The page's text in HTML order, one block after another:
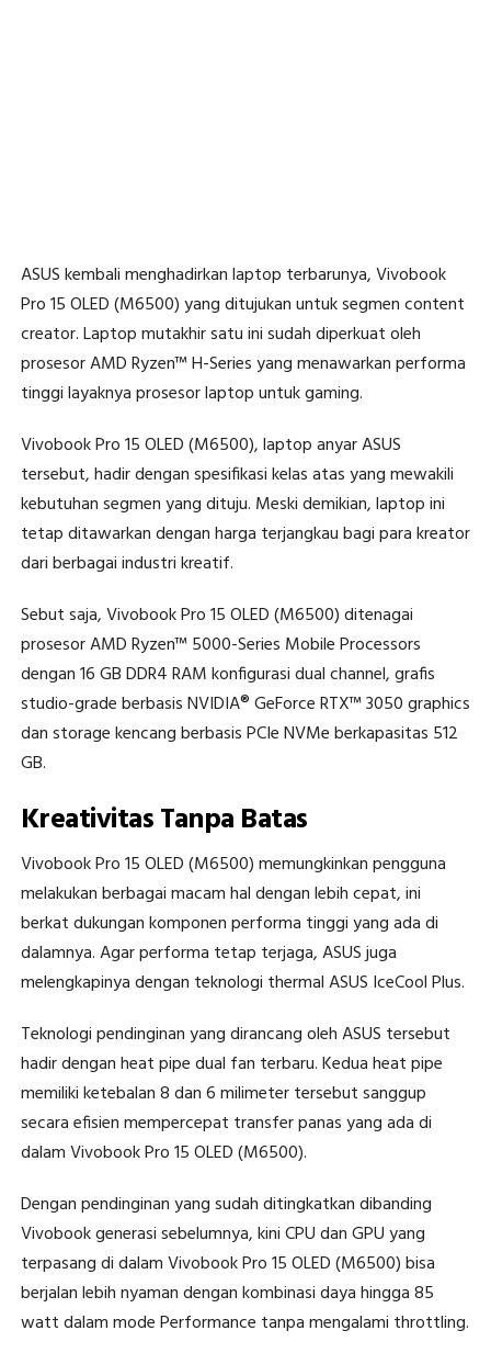
ASUS kembali menghadirkan laptop terbarunya, Vivobook
Pro 15 OLED (M6500) yang ditujukan untuk segmen content
creator. Laptop mutakhir satu ini sudah diperkuat oleh
prosesor AMD Ryzen™ H-Series yang menawarkan performa
tinggi layaknya prosesor laptop untuk gaming.
Vivobook Pro 15 OLED (M6500), laptop anyar ASUS
tersebut, hadir dengan spesifikasi kelas atas yang mewakili
kebutuhan segmen yang dituju. Meski demikian, laptop ini
tetap ditawarkan dengan harga terjangkau bagi para kreator
dari berbagai industri kreatif.
Sebut saja, Vivobook Pro 15 OLED (M6500) ditenagai
prosesor AMD Ryzen™ 5000-Series Mobile Processors
dengan 16 GB DDR4 RAM konfigurasi dual channel, grafis
studio-grade berbasis NVIDIA® GeForce RTX™ 3050 graphics
dan storage kencang berbasis PCIe NVMe berkapasitas 512
GB.
Kreativitas Tanpa Batas
Vivobook Pro 15 OLED (M6500) memungkinkan pengguna
melakukan berbagai macam hal dengan lebih cepat, ini
berkat dukungan komponen performa tinggi yang ada di
dalamnya. Agar performa tetap terjaga, ASUS juga
melengkapinya dengan teknologi thermal ASUS IceCool Plus.
Teknologi pendinginan yang dirancang oleh ASUS tersebut
hadir dengan heat pipe dual fan terbaru. Kedua heat pipe
memiliki ketebalan 8 dan 6 milimeter tersebut sanggup
secara efisien mempercepat transfer panas yang ada di
dalam Vivobook Pro 15 OLED (M6500).
Dengan pendinginan yang sudah ditingkatkan dibanding
Vivobook generasi sebelumnya, kini CPU dan GPU yang
terpasang di dalam Vivobook Pro 15 OLED (M6500) bisa
berjalan lebih nyaman dengan kombinasi daya hingga 85
watt dalam mode Performance tanpa mengalami throttling.